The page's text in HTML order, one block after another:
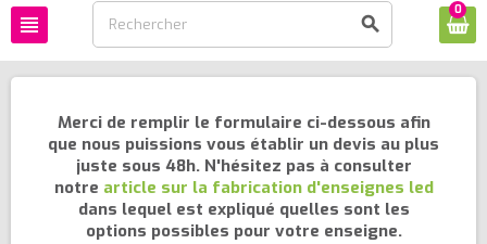
view_headline search
0
Merci de remplir le formulaire ci-dessous afin
que nous puissions vous établir un devis au plus
juste sous 48h. N'hésitez pas à consulter
notre article sur la fabrication d'enseignes led
dans lequel est expliqué quelles sont les
options possibles pour votre enseigne.